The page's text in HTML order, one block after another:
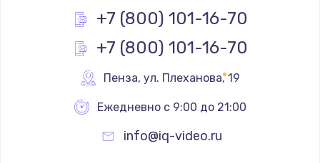
+7 (800) 101-16-70
+7 (800) 101-16-70
Пенза, ул. Плеханова, 19
Ежедневно с 9:00 до 21:00
info@iq-video.ru